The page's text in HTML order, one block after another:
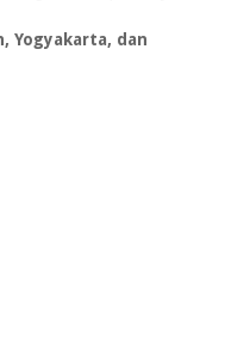
Yogyakarta, dan